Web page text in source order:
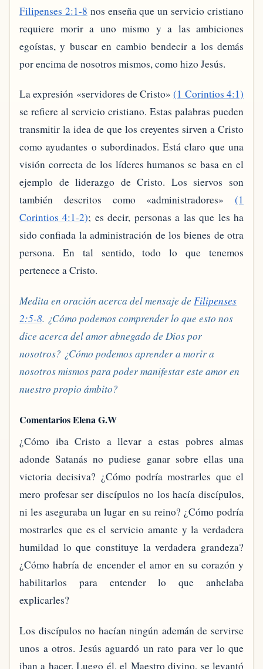
Filipenses 2:1-8 nos enseña que un servicio cristiano
requiere morir a uno mismo y a las ambiciones
egoístas, y buscar en cambio bendecir a los demás
por encima de nosotros mismos, como hizo Jesús.
La expresión «servidores de Cristo»(1 Corintios 4:1)
se refiere al servicio cristiano. Estas palabras pueden
transmitir la idea de que los creyentes sirven a Cristo
como ayudantes o subordinados. Está claro que una
visión correcta de los líderes humanos se basa en el
ejemplo de liderazgo de Cristo. Los siervos son
también descritos como «administradores» (1
Corintios 4:1-2); es decir, personas a las que les ha
sido confiada la administración de los bienes de otra
persona. En tal sentido, todo lo que tenemos
pertenece a Cristo.
Medita en oración acerca del mensaje de Filipenses
2:5-8. ¿Cómo podemos comprender lo que esto nos
dice acerca del amor abnegado de Dios por
nosotros? ¿Cómo podemos aprender a morir a
nosotros mismos para poder manifestar este amor en
nuestro propio ámbito?
Comentarios Elena G.W
¿Cómo iba Cristo a llevar a estas pobres almas
adonde Satanás no pudiese ganar sobre ellas una
victoria decisiva? ¿Cómo podría mostrarles que el
mero profesar ser discípulos no los hacía discípulos,
ni les aseguraba un lugar en su reino? ¿Cómo podría
mostrarles que es el servicio amante y la verdadera
humildad lo que constituye la verdadera grandeza?
¿Cómo habría de encender el amor en su corazón y
habilitarlos para entender lo que anhelaba
explicarles?
Los discípulos no hacían ningún ademán de servirse
unos a otros. Jesús aguardó un rato para ver lo que
iban a hacer. Luego él, el Maestro divino, se levantó